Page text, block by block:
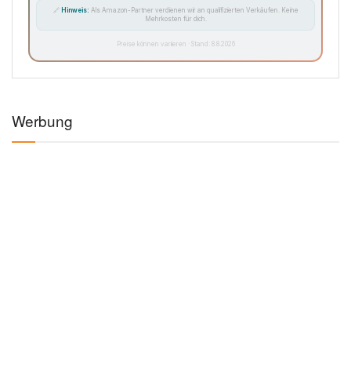
🔗 Hinweis: Als Amazon-Partner verdienen wir an qualifizierten Verkäufen. Keine
Mehrkosten für dich.
Preise können variieren · Stand: 8.8.2026
Werbung